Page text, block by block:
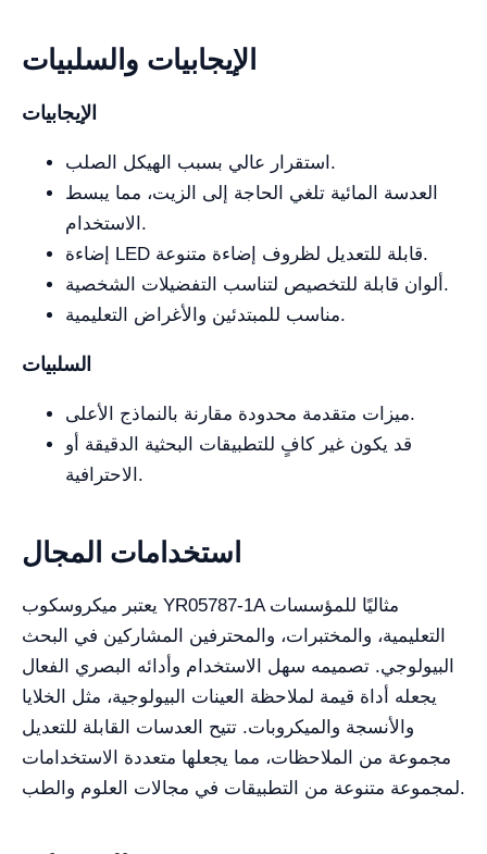
الإيجابيات والسلبيات
الإيجابيات
استقرار عالي بسبب الهيكل الصلب.
العدسة المائية تلغي الحاجة إلى الزيت، مما يبسط
الاستخدام.
إضاءة LED قابلة للتعديل لظروف إضاءة متنوعة.
ألوان قابلة للتخصيص لتناسب التفضيلات الشخصية.
مناسب للمبتدئين والأغراض التعليمية.
السلبيات
ميزات متقدمة محدودة مقارنة بالنماذج الأعلى.
قد يكون غير كافٍ للتطبيقات البحثية الدقيقة أو
الاحترافية.
استخدامات المجال
يعتبر ميكروسكوب YR05787-1A مثاليًا للمؤسسات
التعليمية، والمختبرات، والمحترفين المشاركين في البحث
البيولوجي. تصميمه سهل الاستخدام وأدائه البصري الفعال
يجعله أداة قيمة لملاحظة العينات البيولوجية، مثل الخلايا
والأنسجة والميكروبات. تتيح العدسات القابلة للتعديل
مجموعة من الملاحظات، مما يجعلها متعددة الاستخدامات
لمجموعة متنوعة من التطبيقات في مجالات العلوم والطب.